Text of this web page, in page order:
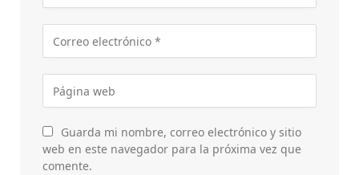
Guarda mi nombre, correo electrónico y sitio
web en este navegador para la próxima vez que
comente.